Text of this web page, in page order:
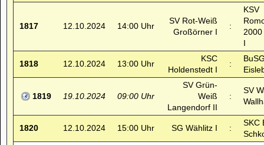
1817 12.10.2024 14:00 Uhr
SV Rot-Weiß
Großörner I
:
KSV
2000
I
1818 12.10.2024 13:00 Uhr
KSC
Holdenstedt I
:
1819 19.10.2024 09:00 Uhr
SV Grün-
Weiß
Langendorf II
:
SV
1820 12.10.2024 15:00 Uhr SG Wählitz I :
SKC